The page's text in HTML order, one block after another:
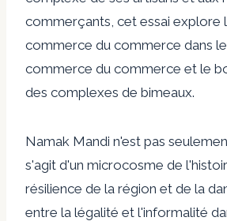
commerçants, cet essai explore
commerce du commerce dans
commerce du commerce et le
des complexes de bimeaux.
Namak Mandi n'est pas
s'agit d'un microcosme de
résilience de la région et de la
entre la légalité et l'informalité